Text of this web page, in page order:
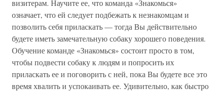
визитерам. Научите ее, что команда «Знакомься»
означает, что ей следует подбежать к незнакомцам и
позволить себя приласкать — тогда Вы действительно
будете иметь замечательную собаку хорошего поведения.
Обучение команде «Знакомься» состоит просто в том,
чтобы подвести собаку к людям и попросить их
приласкать ее и поговорить с ней, пока Вы будете все это
время хвалить и успокаивать ее. Удивительно, как быстро